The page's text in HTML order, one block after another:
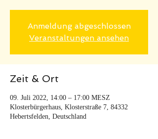
Anmeldung abgeschlossen
Veranstaltungen ansehen
Zeit & Ort
09. Juli 2022, 14:00 – 17:00 MESZ
Klosterbürgerhaus, Klosterstraße 7, 84332
Hebertsfelden, Deutschland